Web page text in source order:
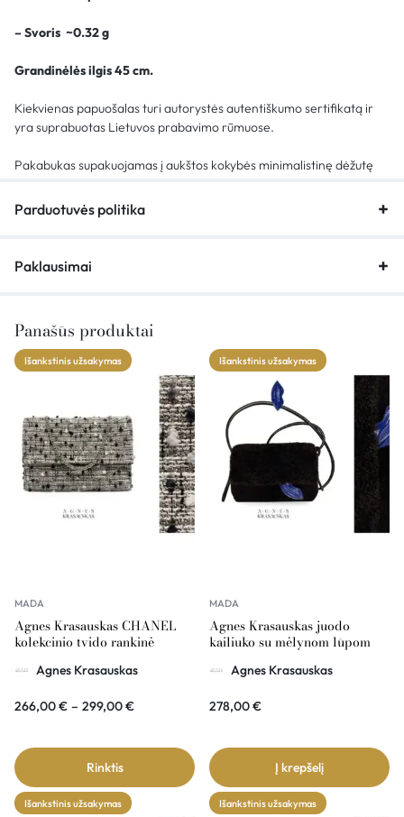
– Svoris ~0.32 g
Grandinėlės ilgis 45 cm.
Kiekvienas papuošalas turi autorystės autentiškumo sertifikatą ir
yra suprabuotas Lietuvos prabavimo rūmuose.
Pakabukas supakuojamas į aukštos kokybės minimalistinę dėžutę
Parduotuvės politika
Paklausimai
Panašūs produktai
Išankstinis užsakymas
MADA
Agnes Krasauskas CHANEL
kolekcinio tvido rankinė
Agnes Krasauskas
266,00€ – 299,00€
Rinktis
Išankstinis užsakymas
MADA
Agnes Krasauskas juodo
kailiuko su mėlynom lūpom
Agnes Krasauskas
278,00€
Į krepšelį
Išankstinis užsakymas Išankstinis užsakymas